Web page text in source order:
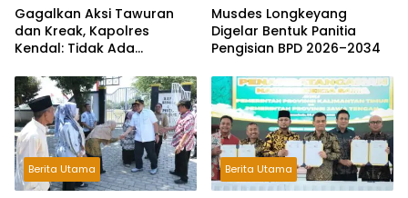
Gagalkan Aksi Tawuran
dan Kreak, Kapolres
Kendal: Tidak Ada
Pelaku Kejahatan Jalanan
Musdes Longkeyang
Digelar Bentuk Panitia
Pengisian BPD 2026–2034
Berita Utama Berita Utama